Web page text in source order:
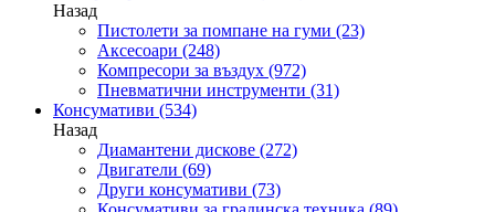
Назад
Пистолети за помпане на гуми (23)
Аксесоари (248)
Компресори за въздух (972)
Пневматични инструменти (31)
Консумативи (534)
Назад
Диамантени дискове (272)
Двигатели (69)
Други консумативи (73)